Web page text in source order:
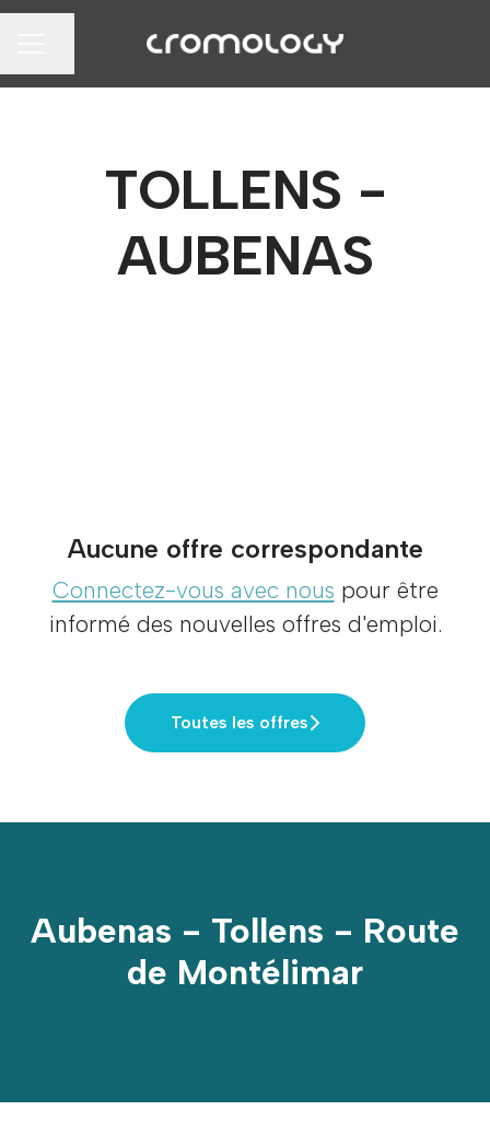
Partager la page
TOLLENS -
AUBENAS
Aucune offre correspondante
Connectez-vous avec nous pour être
informé des nouvelles offres d'emploi.
Toutes les offres
Aubenas - Tollens - Route
de Montélimar